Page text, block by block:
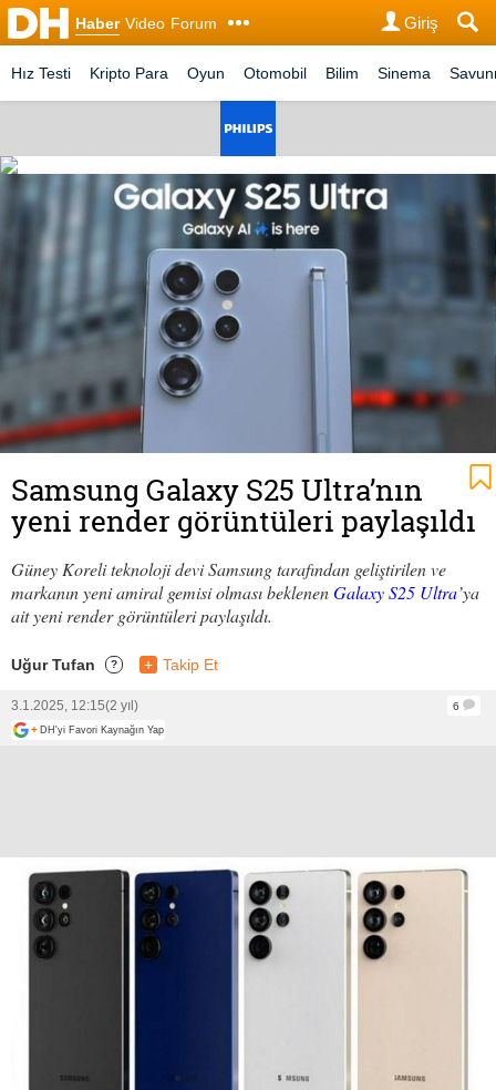
Haber Video Forum Giriş
Hız Testi Kripto Para Oyun Otomobil Bilim Sinema
Samsung Galaxy S25 Ultra’nın
yeni render görüntüleri paylaşıldı
Güney Koreli teknoloji devi Samsung tarafından geliştirilen ve
markanın yeni amiral gemisi olması beklenenGalaxy S25 Ultra’ya
ait yeni render görüntüleri paylaşıldı.
Uğur Tufan ? + Takip Et
3.1.2025, 12:15(2 yıl)
6
+ DH'yi Favori Kaynağın Yap